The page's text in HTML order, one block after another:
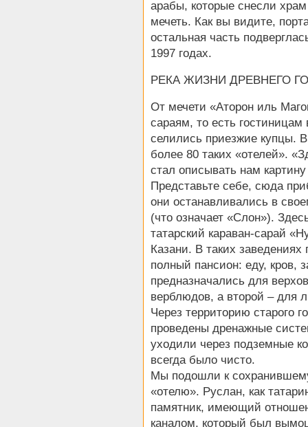
арабы, которые снесли
мечеть. Как вы видите,
остальная часть
1997 годах.
РЕКА ЖИЗНИ ДРЕВНЕГО
От мечети «Аторон иль
сараям, то есть
селились приезжие купцы.
более 80 таких «отелей».
стал описывать нам
Представьте себе, сюда
они останавливались в
(что означает «Слон»).
татарский караван-сарай
Казани. В таких
полный пансион: еду, кров,
предназначались для
верблюдов, а второй – для
Через территорию старого
проведены дренажные
уходили через подземные
всегда было чисто.
Мы подошли к
«отелю». Руслан, как
памятник, имеющий
каналом, который был